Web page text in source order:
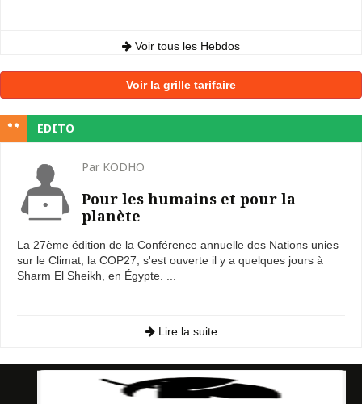
Voir tous les Hebdos
Voir la grille tarifaire
EDITO
Par KODHO
Pour les humains et pour la
planète
La 27ème édition de la Conférence annuelle des Nations unies
sur le Climat, la COP27, s'est ouverte il y a quelques jours à
Sharm El Sheikh, en Égypte. ...
Lire la suite